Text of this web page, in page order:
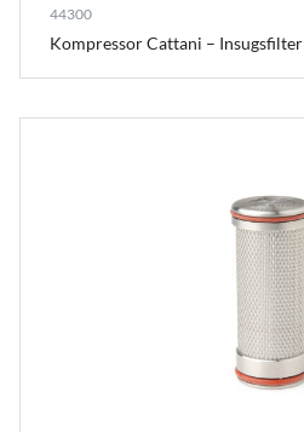
44300
Kompressor Cattani – Insugsfilter